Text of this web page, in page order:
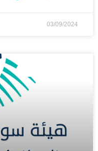
03/09/2024